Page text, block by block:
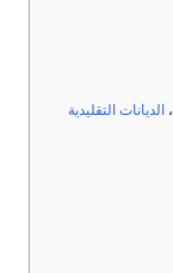
، الديانات التقليدية